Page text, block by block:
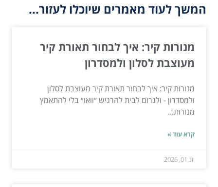
המשך לעוד מאמרים שיוכלו לעזור...
מנורות קיר: איך לבחור תאורת קיר
מעוצבת לסלון ולמסדרון
מנורות קיר: איך לבחור תאורת קיר מעוצבת לסלון
ולמסדרון - ולגרום לבית להרגיש ״וואו״ בלי להתאמץ
מנורות...
קרא עוד »
יונ 01, 2026